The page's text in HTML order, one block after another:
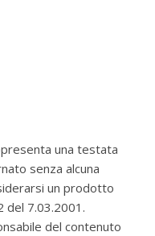
una testata
senza alcuna
un prodotto
del 7.03.2001.
del contenuto